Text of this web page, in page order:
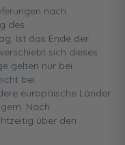
nach
des
Ist das Ende der
sich dieses
gelten nur bei
bei
europäische Länder
Nach
über den